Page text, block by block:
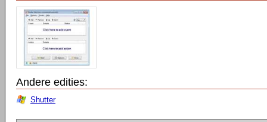
Andere edities:
Shutter